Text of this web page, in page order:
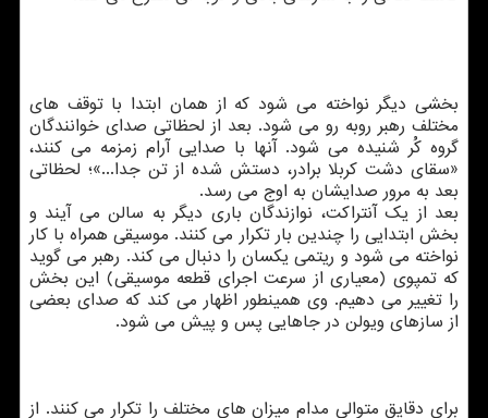
بخشی دیگر نواخته می شود كه از همان ابتدا با توقف های
مختلف رهبر روبه رو می شود. بعد از لحظاتی صدای خوانندگان
گروه كُر شنیده می شود. آنها با صدایی آرام زمزمه می كنند،
«سقای دشت كربلا برادر، دستش شده از تن جدا...»؛ لحظاتی
بعد به مرور صدایشان به اوج می رسد.
بعد از یك آنتراكت، نوازندگان باری دیگر به سالن می آیند و
بخش ابتدایی را چندین بار تكرار می كنند. موسیقی همراه با كار
نواخته می شود و ریتمی یكسان را دنبال می كند. رهبر می گوید
كه تمپوی (معیاری از سرعت اجرای قطعه موسیقی) این بخش
را تغییر می دهیم. وی همینطور اظهار می كند كه صدای بعضی
از سازهای ویولن در جاهایی پس و پیش می شود.
برای دقایق متوالی مدام میزان های مختلف را تكرار می كنند. از